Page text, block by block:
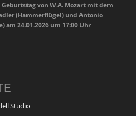
Geburtstag von W.A. Mozart mit dem
(Hammerflügel) und Antonio
am 24.01.2026 um 17:00 Uhr
Studio